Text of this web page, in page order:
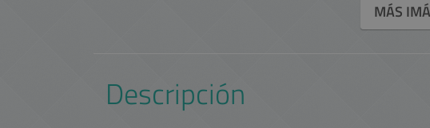
MÁS
Descripción